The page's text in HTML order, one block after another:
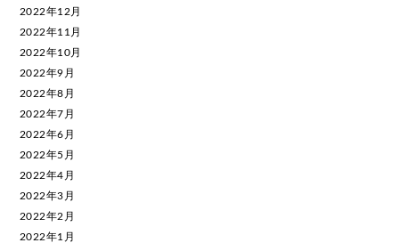
2022年12月
2022年11月
2022年10月
2022年9月
2022年8月
2022年7月
2022年6月
2022年5月
2022年4月
2022年3月
2022年2月
2022年1月